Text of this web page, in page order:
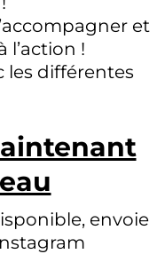
et
l’action !
les différentes
envoie